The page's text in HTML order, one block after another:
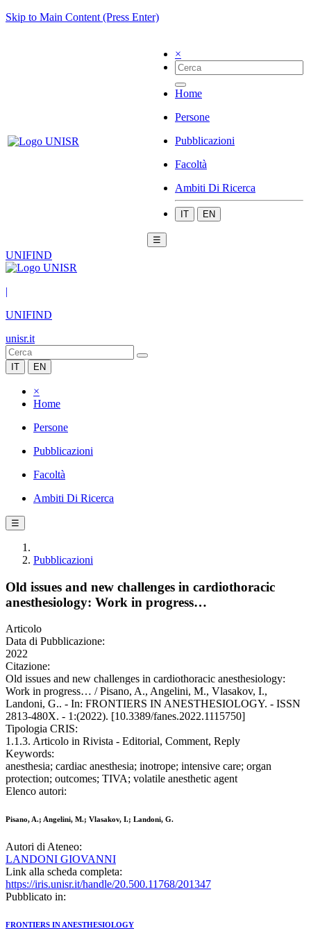
Skip to Main Content (Press Enter)
×
Home
Persone
Pubblicazioni
Facoltà
Ambiti Di Ricerca
IT EN
☰
UNIFIND
|
UNIFIND
unisr.it
IT EN
×
Home
Persone
Pubblicazioni
Facoltà
Ambiti Di Ricerca
☰
Pubblicazioni
Old issues and new challenges in cardiothoracic
anesthesiology: Work in progress…
Articolo
Data di Pubblicazione:
2022
Citazione:
Old issues and new challenges in cardiothoracic anesthesiology:
Work in progress… / Pisano, A., Angelini, M., Vlasakov, I.,
Landoni, G.. - In: FRONTIERS IN ANESTHESIOLOGY. - ISSN
2813-480X. - 1:(2022). [10.3389/fanes.2022.1115750]
Tipologia CRIS:
1.1.3. Articolo in Rivista - Editorial, Comment, Reply
Keywords:
anesthesia; cardiac anesthesia; inotrope; intensive care; organ
protection; outcomes; TIVA; volatile anesthetic agent
Elenco autori:
Pisano, A.; Angelini, M.; Vlasakov, I.; Landoni, G.
Autori di Ateneo:
LANDONI GIOVANNI
Link alla scheda completa:
https://iris.unisr.it/handle/20.500.11768/201347
Pubblicato in:
FRONTIERS IN ANESTHESIOLOGY